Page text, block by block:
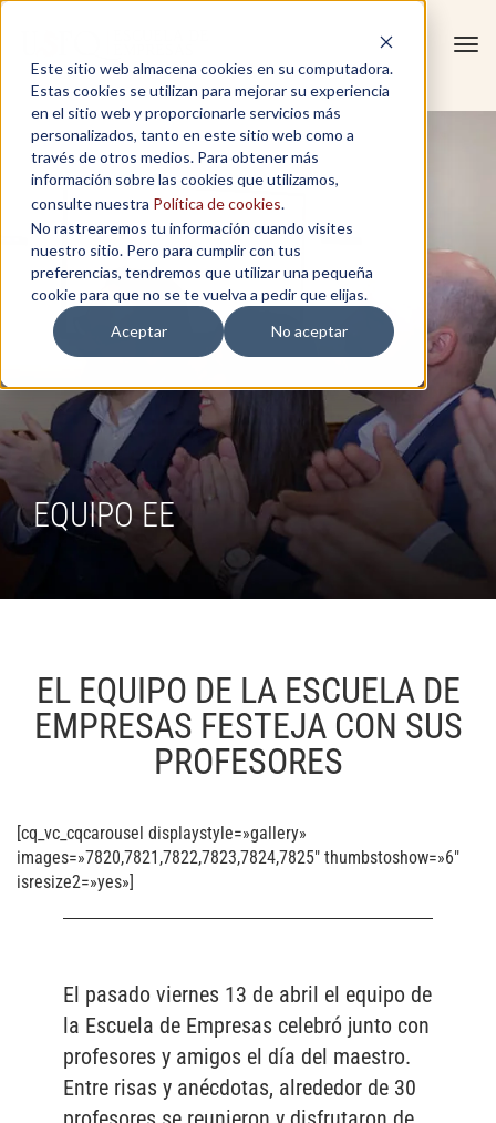
Este sitio web almacena cookies en su computadora.
Estas cookies se utilizan para mejorar su experiencia
en el sitio web y proporcionarle servicios más
personalizados, tanto en este sitio web como a
través de otros medios. Para obtener más
información sobre las cookies que utilizamos,
consulte nuestra Política de cookies.
No rastrearemos tu información cuando visites
nuestro sitio. Pero para cumplir con tus
preferencias, tendremos que utilizar una pequeña
cookie para que no se te vuelva a pedir que elijas.
Aceptar
No aceptar
EQUIPO EE
EL EQUIPO DE LA ESCUELA DE
EMPRESAS FESTEJA CON SUS
PROFESORES
[cq_vc_cqcarousel displaystyle=»gallery»
images=»7820,7821,7822,7823,7824,7825″ thumbstoshow=»6″
isresize2=»yes»]
El pasado viernes 13 de abril el equipo de
la Escuela de Empresas celebró junto con
profesores y amigos el día del maestro.
Entre risas y anécdotas, alrededor de 30